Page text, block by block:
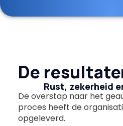
De
Rust, zekerheid
De overstap naar het
proces heeft de
opgeleverd.